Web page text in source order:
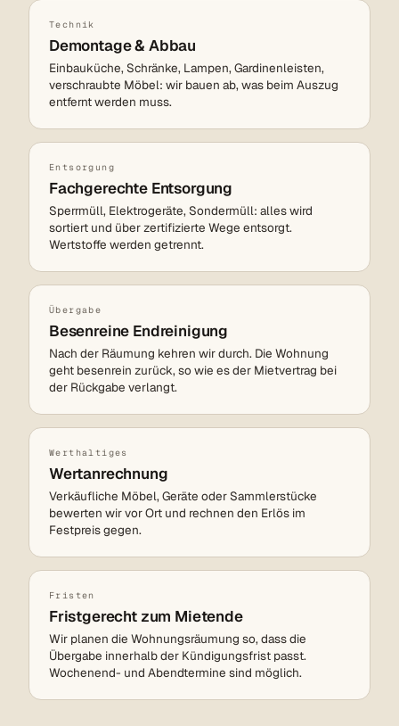
Technik
Demontage & Abbau
Einbauküche, Schränke, Lampen, Gardinenleisten,
verschraubte Möbel: wir bauen ab, was beim Auszug
entfernt werden muss.
Entsorgung
Fachgerechte Entsorgung
Sperrmüll, Elektrogeräte, Sondermüll: alles wird
sortiert und über zertifizierte Wege entsorgt.
Wertstoffe werden getrennt.
Übergabe
Besenreine Endreinigung
Nach der Räumung kehren wir durch. Die Wohnung
geht besenrein zurück, so wie es der Mietvertrag bei
der Rückgabe verlangt.
Werthaltiges
Wertanrechnung
Verkäufliche Möbel, Geräte oder Sammlerstücke
bewerten wir vor Ort und rechnen den Erlös im
Festpreis gegen.
Fristen
Fristgerecht zum Mietende
Wir planen die Wohnungsräumung so, dass die
Übergabe innerhalb der Kündigungsfrist passt.
Wochenend- und Abendtermine sind möglich.